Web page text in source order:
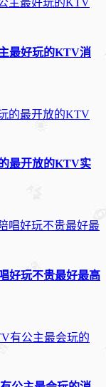
最好玩的KTV消
最开放的KTV实
好玩不贵最好最高